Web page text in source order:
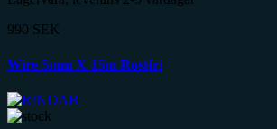
990 SEK
Wire 5mm X 15m Rostfri